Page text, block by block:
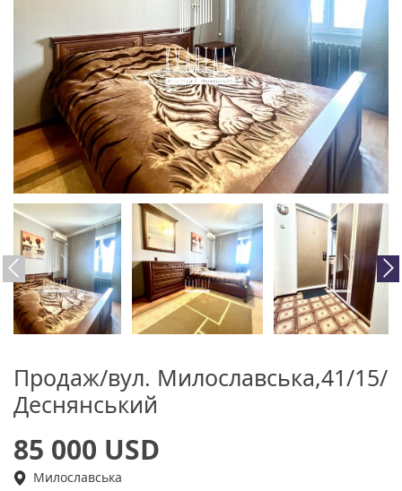
Продаж/вул. Милославська,41/15/
Деснянський
85 000 USD
Милославська